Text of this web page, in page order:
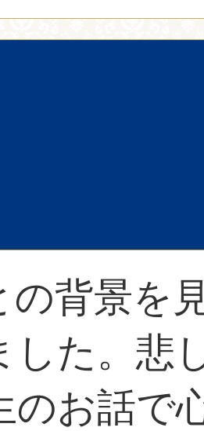
背景を
た。悲
お話で